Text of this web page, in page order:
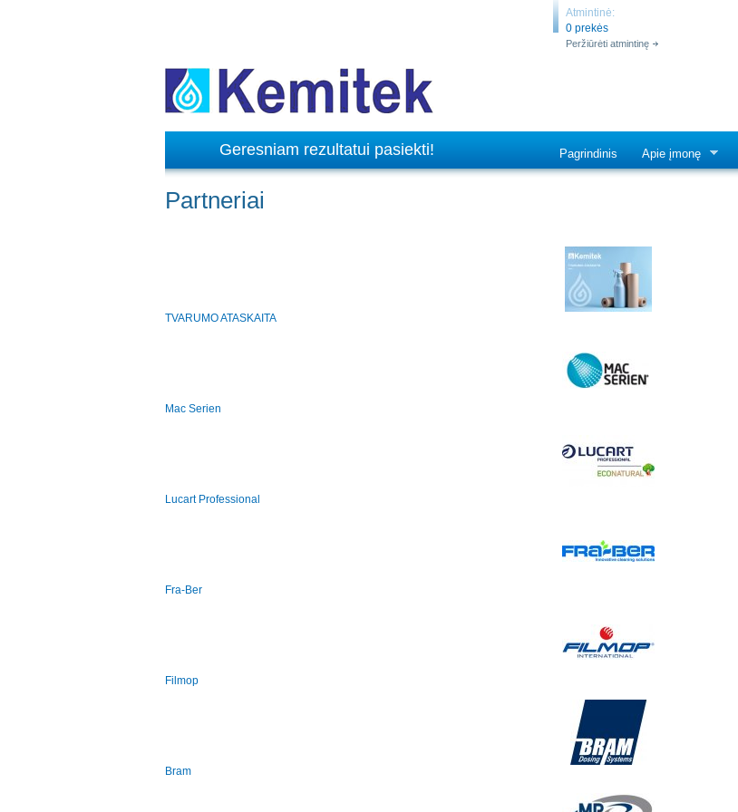
Atmintinė:
0 prekės
Peržiūrėti atmintinę
Geresniam rezultatui pasiekti! Pagrindinis Apie įmonę
Partneriai
TVARUMO ATASKAITA
Mac Serien
Lucart Professional
Fra-Ber
Filmop
Bram